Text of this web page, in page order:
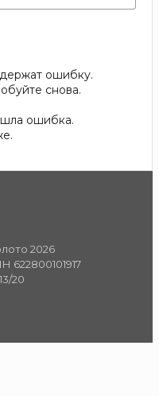
ошибку.
снова.
ошибка.
2026
20